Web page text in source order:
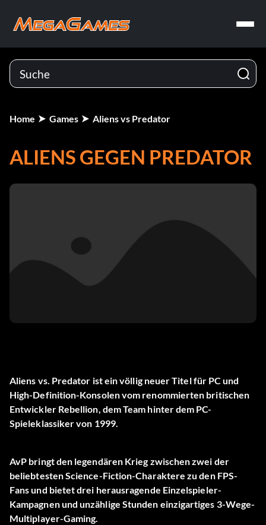
Home Games Aliens vs Predator
ALIENS GEGEN PREDATOR
Aliens vs. Predator ist ein völlig neuer Titel für PC und
High-Definition-Konsolen vom renommierten britischen
Entwickler Rebellion, dem Team hinter dem PC-
Spieleklassiker von 1999.
AvP bringt den legendären Krieg zwischen zwei der
beliebtesten Science-Fiction-Charaktere zu den FPS-
Fans und bietet drei herausragende Einzelspieler-
Kampagnen und unzählige Stunden einzigartiges 3-Wege-
Multiplayer-Gaming.